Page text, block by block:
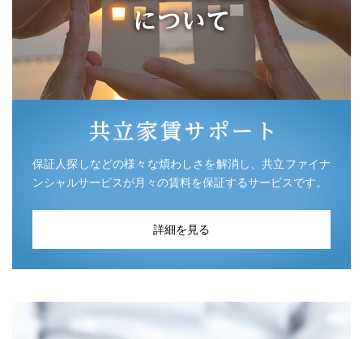
保証人探しなどの様々な煩わしさを解消し、共立ファイナ
ンシャルサービスが月々の賃料を保証するサービスです。
詳細を見る